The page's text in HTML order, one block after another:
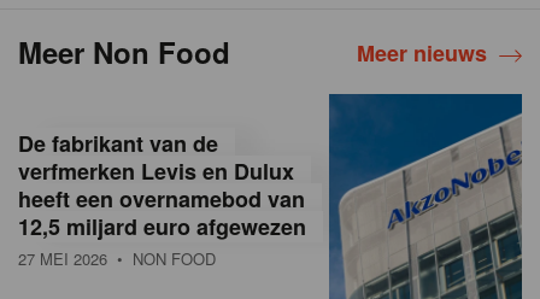
Meer Non Food Meer nieuws
De fabrikant van de
verfmerken Levis en Dulux
heeft een overnamebod van
12,5 miljard euro afgewezen
27 MEI 2026 • NON FOOD